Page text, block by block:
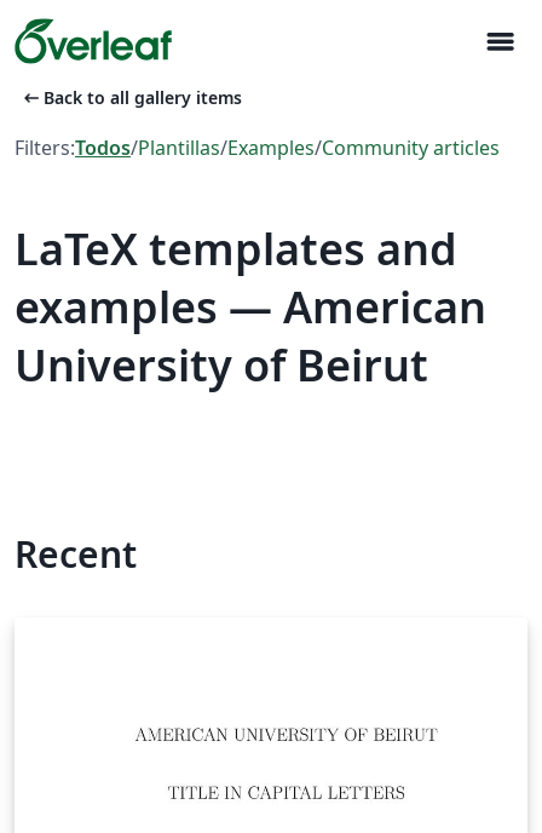
menu
arrow_left_alt Back to all gallery items
Filters:Todos/Plantillas/Examples/Community articles
LaTeX templates and
examples — American
University of Beirut
Recent